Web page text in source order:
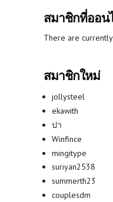
สมาชิกที่ออน
There are
สมาชิกใหม่
jollysteel
ekawith
ปา
Winfince
mingitype
suriyan2538
summerth23
couplesdm